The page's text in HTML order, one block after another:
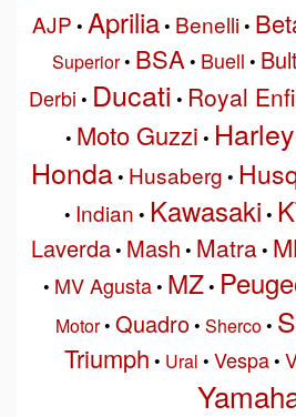
AJP • Aprilia• Benelli•
Superior• BSA• Buell •
Derbi • Ducati • Royal
• Moto Guzzi •
Honda• Husaberg •
• Indian • Kawasaki •
Laverda• Mash • Matra•
• MV Agusta• MZ•
Motor• Quadro• Sherco•
Triumph • Ural • Vespa•